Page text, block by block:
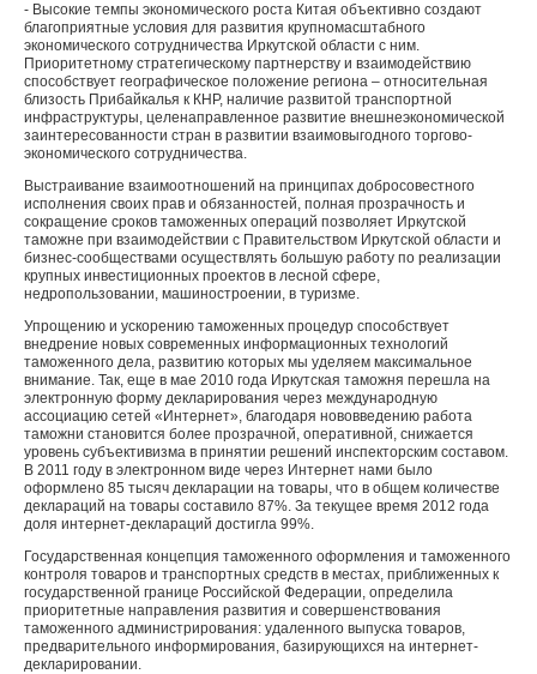
- Высокие темпы экономического роста Китая объективно создают
благоприятные условия для развития крупномасштабного
экономического сотрудничества Иркутской области с ним.
Приоритетному стратегическому партнерству и взаимодействию
способствует географическое положение региона – относительная
близость Прибайкалья к КНР, наличие развитой транспортной
инфраструктуры, целенаправленное развитие внешнеэкономической
заинтересованности стран в развитии взаимовыгодного торгово-
экономического сотрудничества.
Выстраивание взаимоотношений на принципах добросовестного
исполнения своих прав и обязанностей, полная прозрачность и
сокращение сроков таможенных операций позволяет Иркутской
таможне при взаимодействии с Правительством Иркутской области и
бизнес-сообществами осуществлять большую работу по реализации
крупных инвестиционных проектов в лесной сфере,
недропользовании, машиностроении, в туризме.
Упрощению и ускорению таможенных процедур способствует
внедрение новых современных информационных технологий
таможенного дела, развитию которых мы уделяем максимальное
внимание. Так, еще в мае 2010 года Иркутская таможня перешла на
электронную форму декларирования через международную
ассоциацию сетей «Интернет», благодаря нововведению работа
таможни становится более прозрачной, оперативной, снижается
уровень субъективизма в принятии решений инспекторским составом.
В 2011 году в электронном виде через Интернет нами было
оформлено 85 тысяч декларации на товары, что в общем количестве
деклараций на товары составило 87%. За текущее время 2012 года
доля интернет-деклараций достигла 99%.
Государственная концепция таможенного оформления и таможенного
контроля товаров и транспортных средств в местах, приближенных к
государственной границе Российской Федерации, определила
приоритетные направления развития и совершенствования
таможенного администрирования: удаленного выпуска товаров,
предварительного информирования, базирующихся на интернет-
декларировании.